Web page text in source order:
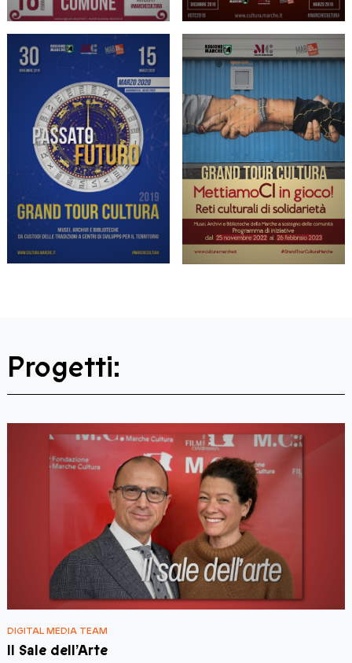
Progetti:
DIGITAL MEDIA TEAM
Il Sale dell’Arte